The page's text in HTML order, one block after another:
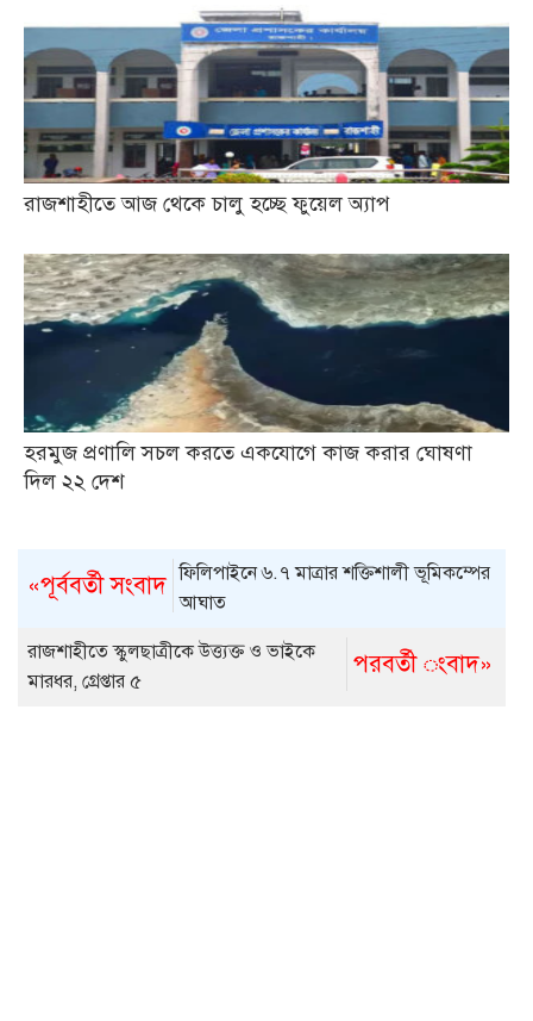
রাজশাহীতে আজ থেকে চালু হচ্ছে ফুয়েল অ্যাপ
হরমুজ প্রণালি সচল করতে একযোগে কাজ করার ঘোষণা
দিল ২২ দেশ
«পূর্ববর্তী সংবাদ ফিলিপাইনে ৬.৭ মাত্রার শক্তিশালী ভূমিকম্পের
আঘাত
পরবর্তী ংবাদ»
রাজশাহীতে স্কুলছাত্রীকে উত্ত্যক্ত ও ভাইকে
মারধর, গ্রেপ্তার ৫